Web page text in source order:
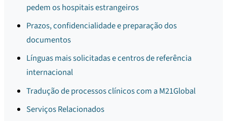
pedem os hospitais estrangeiros
Prazos, confidencialidade e preparação dos
documentos
Línguas mais solicitadas e centros de referência
internacional
Tradução de processos clínicos com a M21Global
Serviços Relacionados